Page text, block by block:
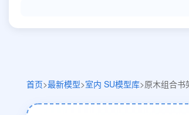
首页>最新模型>室内 SU模型库>原木组合书